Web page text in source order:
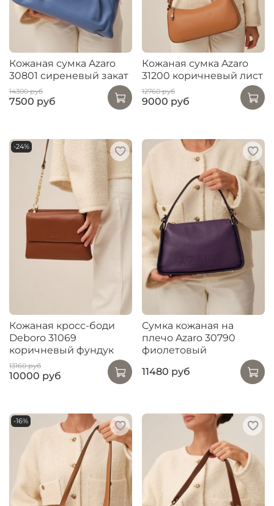
Кожаная сумка Azaro
30801 сиреневый закат
14300 руб
7500 руб
Кожаная сумка Azaro
31200 коричневый лист
12760 руб
9000 руб
-24%
Кожаная кросс-боди
Deboro 31069
коричневый фундук
13160 руб
10000 руб
Сумка кожаная на
плечо Azaro 30790
фиолетовый
11480 руб
-16%